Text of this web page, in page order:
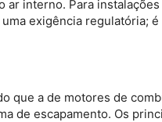
ar interno. Para instalações
exigência regulatória;
que a de motores de
de escapamento. Os